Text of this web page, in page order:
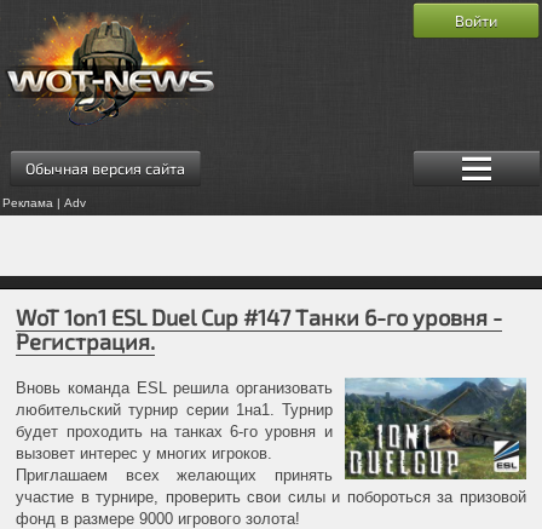
Обычная версия сайта
Реклама | Adv
Войти
WoT 1on1 ESL Duel Cup #147 Танки 6-го уровня -
Регистрация.
Вновь команда ESL решила организовать
любительский турнир серии 1на1. Турнир
будет проходить на танках 6-го уровня и
вызовет интерес у многих игроков.
Приглашаем всех желающих принять
участие в турнире, проверить свои силы и побороться за призовой
фонд в размере 9000 игрового золота!